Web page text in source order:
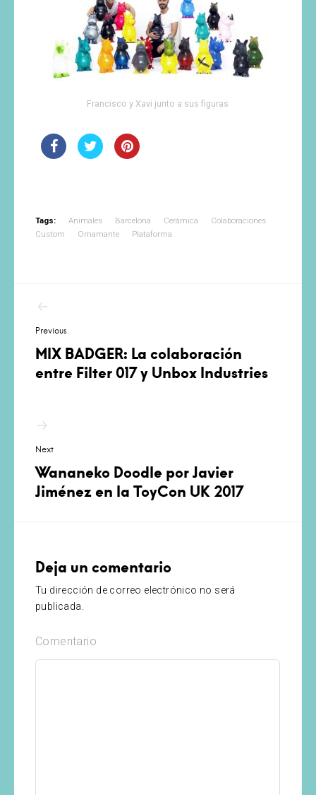
Francisco y Xavi junto a sus figuras
Tags: Animales Barcelona Cerámica
Colaboraciones
Custom
Ornamante Plataforma
de
entradas
Previous
MIX BADGER: La colaboración
entre Filter 017 y Unbox Industries
Next
Wananeko Doodle por Javier
Jiménez en la ToyCon UK 2017
Deja un comentario
Tu dirección de correo electrónico no será
publicada.
Comentario